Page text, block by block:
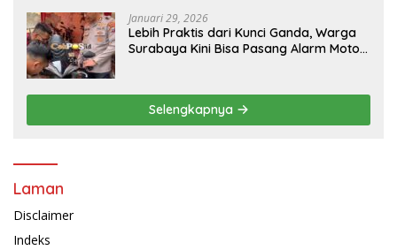
Januari 29, 2026
Lebih Praktis dari Kunci Ganda, Warga
Surabaya Kini Bisa Pasang Alarm Motor
Selengkapnya
Laman
Disclaimer
Indeks